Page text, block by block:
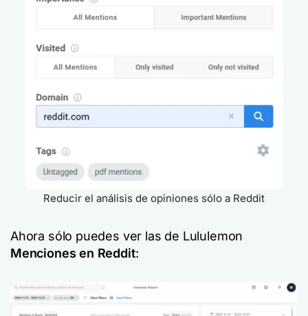
Reducir el análisis de opiniones sólo a Reddit
Ahora sólo puedes ver las de Lululemon
Menciones en Reddit: